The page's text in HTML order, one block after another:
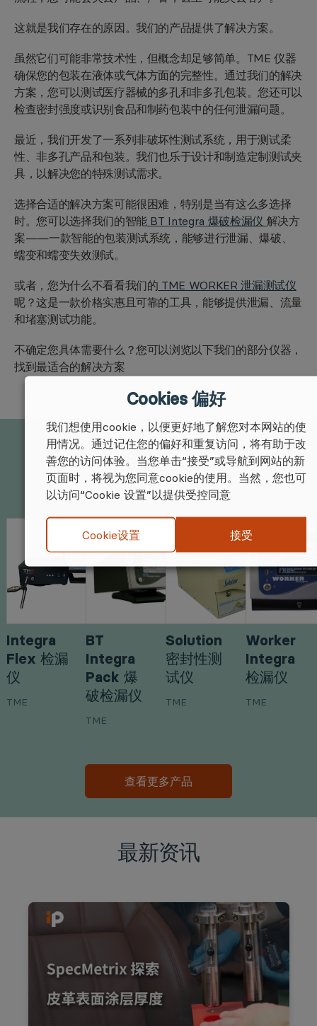
这就是我们存在的原因。我们的产品提供了解决方案。
虽然它们可能非常技术性，但概念却足够简单。TME 仪器
确保您的包装在液体或气体方面的完整性。通过我们的解决
方案，您可以测试医疗器械的多孔和非多孔包装。您还可以
检查密封强度或识别食品和制药包装中的任何泄漏问题。
最近，我们开发了一系列非破坏性测试系统，用于测试柔
性、非多孔产品和包装。我们也乐于设计和制造定制测试夹
具，以解决您的特殊测试需求。
选择合适的解决方案可能很困难，特别是当有这么多选择
时。您可以选择我们的智能BT Integra 爆破检漏仪 解决方
案——一款智能的包装测试系统，能够进行泄漏、爆破、
蠕变和蠕变失效测试。
或者，您为什么不看看我们的 TME WORKER 泄漏测试仪
呢？这是一款价格实惠且可靠的工具，能够提供泄漏、流量
和堵塞测试功能。
不确定您具体需要什么？您可以浏览以下我们的部分仪器，
找到最适合的解决方案
相关产品
看看我们的杰出产品
Integra
Flex 检漏
仪
TME
BT
Integra
Pack 爆
破检漏仪
TME
Solution
密封性测
试仪
TME
Worker
Integra
检漏仪
TME
查看更多产品
最新资讯
Cookies 偏好
我们想使用cookie，以便更好地了解您对本网站的使
用情况。通过记住您的偏好和重复访问，将有助于改
善您的访问体验。当您单击“接受”或导航到网站的新
页面时，将视为您同意cookie的使用。当然，您也可
以访问“Cookie 设置”以提供受控同意
Cookie设置 接受